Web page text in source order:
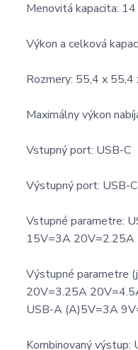
Menovitá kapacita:
Výkon a celková
Rozmery: 55,4 x
Maximálny výkon
Vstupný port: USB-C
Výstupný port: USB-
Vstupné parametre:
15V=3A 20V=2.25A
Výstupné parametre
20V=3.25A
USB-A (A)5V=3A
Kombinovaný